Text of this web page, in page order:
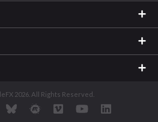
2026. All Rights Reserved.